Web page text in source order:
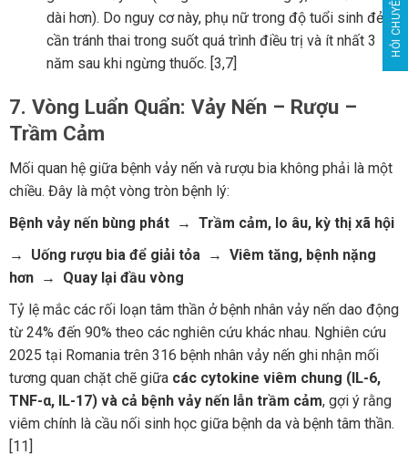
dài hơn). Do nguy cơ này, phụ nữ trong độ tuổi sinh đẻ
cần tránh thai trong suốt quá trình điều trị và ít nhất 3
năm sau khi ngừng thuốc. [3,7]
7. Vòng Luẩn Quẩn: Vảy Nến – Rượu –
Trầm Cảm
Mối quan hệ giữa bệnh vảy nến và rượu bia không phải là một
chiều. Đây là một vòng tròn bệnh lý:
Bệnh vảy nến bùng phát → Trầm cảm, lo âu, kỳ thị xã hội
→ Uống rượu bia để giải tỏa → Viêm tăng, bệnh nặng
hơn → Quay lại đầu vòng
Tỷ lệ mắc các rối loạn tâm thần ở bệnh nhân vảy nến dao động
từ 24% đến 90% theo các nghiên cứu khác nhau. Nghiên cứu
2025 tại Romania trên 316 bệnh nhân vảy nến ghi nhận mối
tương quan chặt chẽ giữa các cytokine viêm chung (IL-6,
TNF-α, IL-17) và cả bệnh vảy nến lẫn trầm cảm, gợi ý rằng
viêm chính là cầu nối sinh học giữa bệnh da và bệnh tâm thần.
[11]